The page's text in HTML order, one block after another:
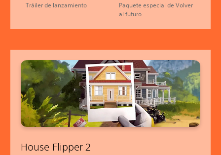
Tráiler de lanzamiento
Paquete especial de Volver
al futuro
House Flipper 2